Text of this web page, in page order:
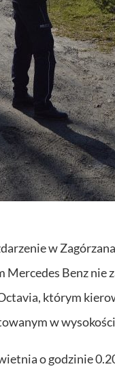
w
Benz nie
którym
w wysokości
o godzinie